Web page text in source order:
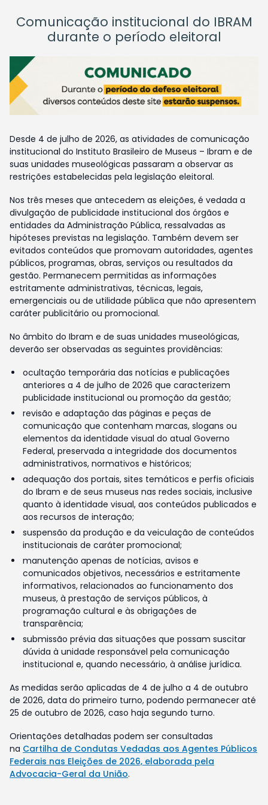
Comunicação institucional do IBRAM
durante o período eleitoral
Desde 4 de julho de 2026, as atividades de comunicação
institucional do Instituto Brasileiro de Museus – Ibram e de
suas unidades museológicas passaram a observar as
restrições estabelecidas pela legislação eleitoral.
Nos três meses que antecedem as eleições, é vedada a
divulgação de publicidade institucional dos órgãos e
entidades da Administração Pública, ressalvadas as
hipóteses previstas na legislação. Também devem ser
evitados conteúdos que promovam autoridades, agentes
públicos, programas, obras, serviços ou resultados da
gestão. Permanecem permitidas as informações
estritamente administrativas, técnicas, legais,
emergenciais ou de utilidade pública que não apresentem
caráter publicitário ou promocional.
No âmbito do Ibram e de suas unidades museológicas,
deverão ser observadas as seguintes providências:
ocultação temporária das notícias e publicações
anteriores a 4 de julho de 2026 que caracterizem
publicidade institucional ou promoção da gestão;
revisão e adaptação das páginas e peças de
comunicação que contenham marcas, slogans ou
elementos da identidade visual do atual Governo
Federal, preservada a integridade dos documentos
administrativos, normativos e históricos;
adequação dos portais, sites temáticos e perfis oficiais
do Ibram e de seus museus nas redes sociais, inclusive
quanto à identidade visual, aos conteúdos publicados e
aos recursos de interação;
suspensão da produção e da veiculação de conteúdos
institucionais de caráter promocional;
manutenção apenas de notícias, avisos e
comunicados objetivos, necessários e estritamente
informativos, relacionados ao funcionamento dos
museus, à prestação de serviços públicos, à
programação cultural e às obrigações de
transparência;
submissão prévia das situações que possam suscitar
dúvida à unidade responsável pela comunicação
institucional e, quando necessário, à análise jurídica.
As medidas serão aplicadas de 4 de julho a 4 de outubro
de 2026, data do primeiro turno, podendo permanecer até
25 de outubro de 2026, caso haja segundo turno.
Orientações detalhadas podem ser consultadas
na Cartilha de Condutas Vedadas aos Agentes Públicos
Federais nas Eleições de 2026, elaborada pela
Advocacia-Geral da União.